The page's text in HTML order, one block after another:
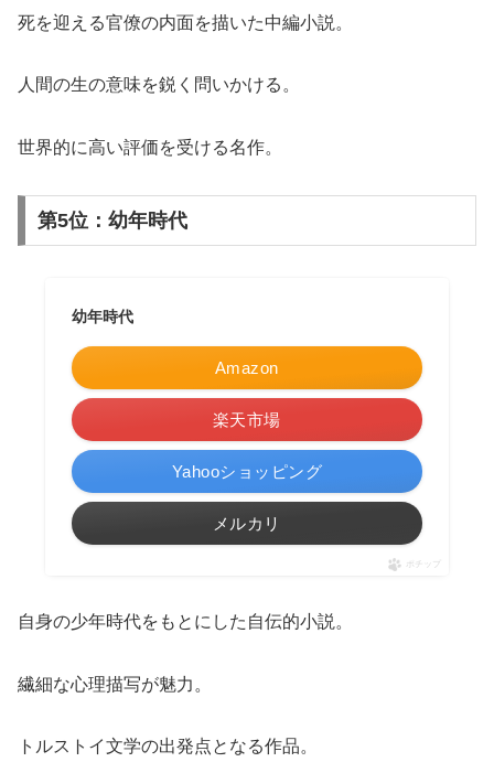
死を迎える官僚の内面を描いた中編小説。
人間の生の意味を鋭く問いかける。
世界的に高い評価を受ける名作。
第5位：幼年時代
幼年時代
Amazon
楽天市場
Yahooショッピング
メルカリ
ポチップ
自身の少年時代をもとにした自伝的小説。
繊細な心理描写が魅力。
トルストイ文学の出発点となる作品。